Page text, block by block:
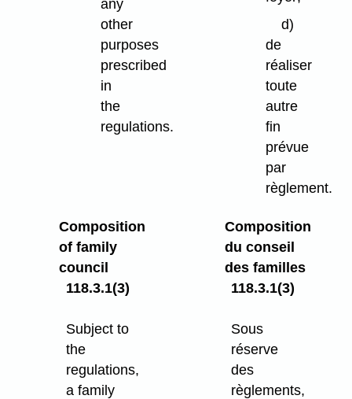
any
other
purposes
prescribed
in
the
regulations.
d)
de
réaliser
toute
autre
fin
prévue
par
règlement.
Composition
of family
council
118.3.1(3)
Subject to
the
regulations,
a family
Composition
du conseil
des familles
118.3.1(3)
Sous
réserve
des
règlements,